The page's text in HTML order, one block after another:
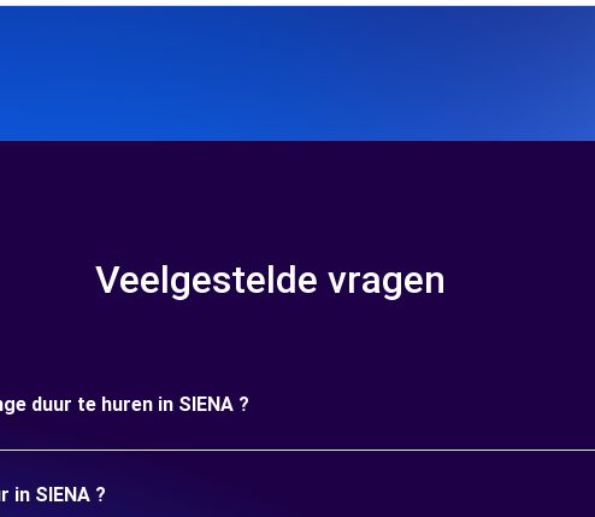
Veelgestelde vragen
duur te huren in SIENA ?
in SIENA ?